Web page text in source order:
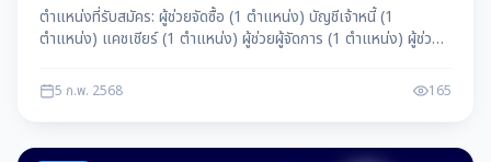
ตำแหน่งที่รับสมัคร: ผู้ช่วยจัดซื้อ (1 ตำแหน่ง) บัญชีเจ้าหนี้ (1
ตำแหน่ง) แคชเชียร์ (1 ตำแหน่ง) ผู้ช่วยผู้จัดการ (1 ตำแหน่ง) ผู้ช่วย
5 ก.พ. 2568 165